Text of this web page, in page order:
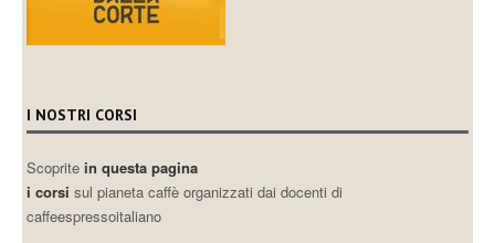
I NOSTRI CORSI
Scopritein questa pagina
i corsi sul pianeta caffè organizzati dai docenti di
caffeespressoitaliano